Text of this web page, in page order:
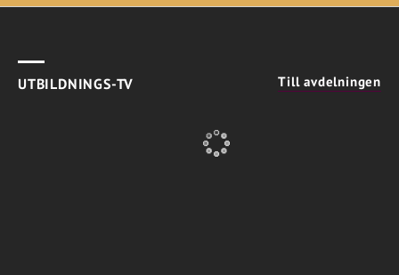
UTBILDNINGS-TV Till avdelningen